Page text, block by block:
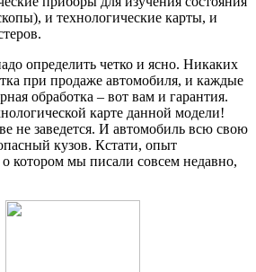
и технологические карты, и
определить четко и ясно. Никаких
при продаже автомобиля, и каждые
обработка – вот вам и гарантия.
карте данной модели!
не заведется. И автомобиль всю свою
кузов. Кстати, опыт
котором мы писали совсем недавно,